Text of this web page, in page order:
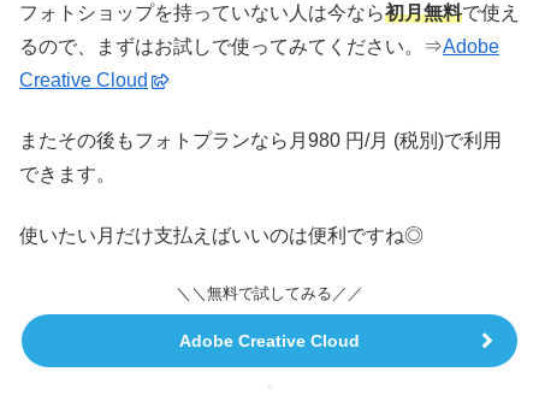
フォトショップを持っていない人は今なら初月無料で使え
るので、まずはお試しで使ってみてください。⇒Adobe
Creative Cloud
またその後もフォトプランなら月980 円/月 (税別)で利用
できます。
使いたい月だけ支払えばいいのは便利ですね◎
＼＼無料で試してみる／／
Adobe Creative Cloud